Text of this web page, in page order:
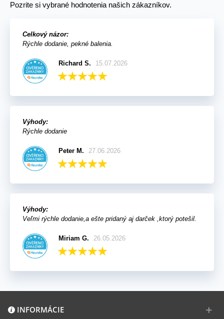
Pozrite si vybrané hodnotenia našich zákazníkov.
Celkový názor:
Rýchle dodanie, pekné balenia.
Richard S. 15.07.2026
Výhody:
Rýchle dodanie
Peter M. 27.06.2026
Výhody:
Veľmi rýchle dodanie,a ešte pridaný aj darček ,ktorý potešil.
Miriam G. 26.05.2026
INFORMÁCIE